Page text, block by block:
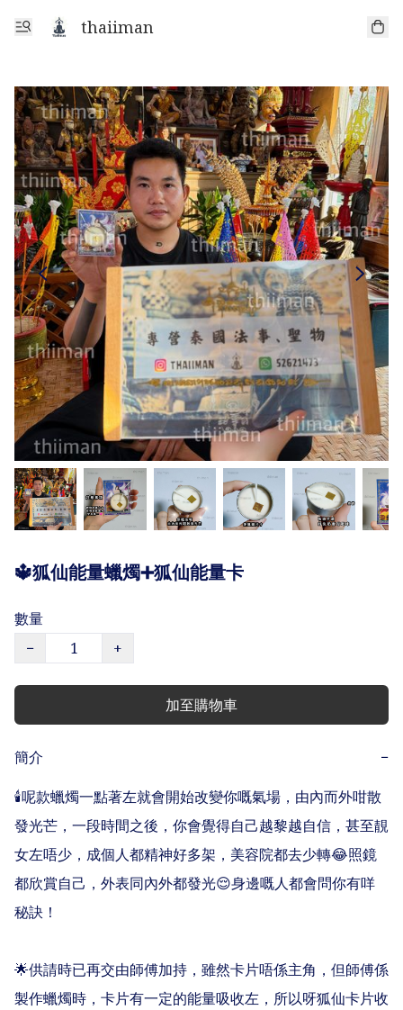
thaiiman
🔱狐仙能量蠟燭➕狐仙能量卡
數量
−
+
加至購物車
簡介
−
🕯️呢款蠟燭一點著左就會開始改變你嘅氣場，由內而外咁散
發光芒，一段時間之後，你會覺得自己越黎越自信，甚至靚
女左唔少，成個人都精神好多架，美容院都去少轉😂照鏡
都欣賞自己，外表同內外都發光😌身邊嘅人都會問你有咩
秘訣！
🌟供請時已再交由師傅加持，雖然卡片唔係主角，但師傅係
製作蠟燭時，卡片有一定的能量吸收左，所以呀狐仙卡片收